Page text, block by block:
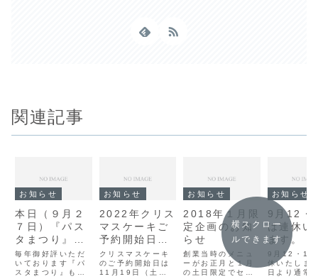
関連記事
お知らせ
本日（９月２
７日）『パス
タまつり』最
終日
毎年御好評いただ
いております『パ
スタまつり』も本
お知らせ
2022年クリス
マスケーキご
予約開始日の
お知らせ
クリスマスケーキ
のご予約開始日は
11月19日（土）
お知らせ
2018年１月限
定企画のお知
らせ
創業当時のメニュ
ーがお正月と１月
の土日限定でセッ
お知らせ
9月12・
は連休い
ます。
9月12・13
休いたしま
日より通常
横スクロー
ルできます